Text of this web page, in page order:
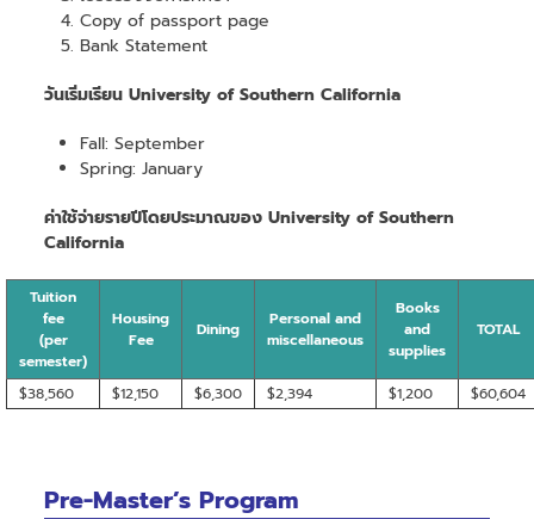
Copy of passport page
Bank Statement
วันเริ่มเรียน University of Southern California
Fall: September
Spring: January
ค่าใช้จ่ายรายปีโดยประมาณของ University of Southern
California
Tuition
fee
(per
semester)
Housing
Fee
Dining
Personal and
miscellaneous
Books
and
supplies
TOTAL
$38,560 $12,150 $6,300 $2,394 $1,200 $60,604
Pre-Master’s Program